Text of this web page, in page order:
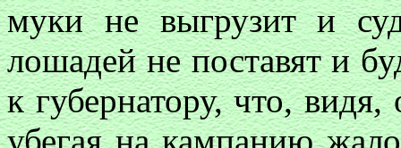
муки не выгрузит и
лошадей не поставят и
к губернатору, что,